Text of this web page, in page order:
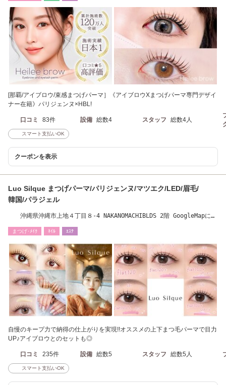
[那覇/アイブロウ/束感まつげパーマ］《アイブロウXまつげパーマ専門デザイ
ナー在籍》パリジェンヌ×HBL!
口コミ 83件 設備 総数4 スタッフ 総数4人
スマート支払いOK
クーポンを表示
Luo Silque まつげパーマ/パリジェンヌ/マツエク/LED/眉毛/
韓国/パラジェル
沖縄県沖縄市上地４丁目８-4 NAKANOMACHIBLDS 2階 GoogleMapにて
まつげ･ﾒｲｸ ﾈｲﾙ ｴｽﾃ
自慢のキープ力で納得の仕上がりを実現!!オススメの上下まつ毛パーマで目力
UP♪アイブロウとのセットも◎
口コミ 235件 設備 総数5 スタッフ 総数5人
スマート支払いOK